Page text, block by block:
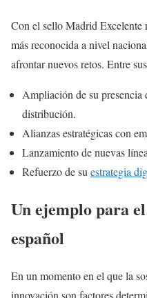
Con el sello Madrid Excelente
más reconocida a nivel
afrontar nuevos retos. Entre
Ampliación de su presencia
distribución.
Alianzas estratégicas con
Lanzamiento de nuevas
Refuerzo de su estrategia
Un ejemplo para
español
En un momento en el que la